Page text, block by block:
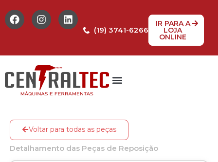
(19) 3741-6266
IR PARA A
LOJA
ONLINE
Voltar para todas as peças
Detalhamento das Peças de Reposição